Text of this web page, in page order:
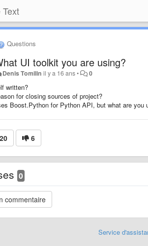
Questions
UI toolkit you are using?
Denis Tomilin il y a 16 ans• 0
written?
for closing sources of project?
Boost.Python for Python API, but what are you
20 6
0
Service